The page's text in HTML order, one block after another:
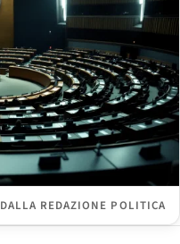
DALLA REDAZIONE POLITICA